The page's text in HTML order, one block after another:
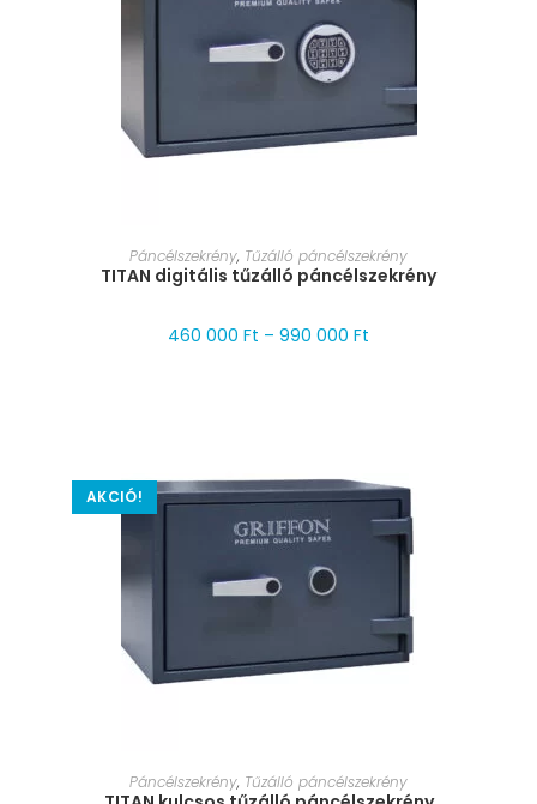
MÉRET VÁLASZTÁSA
Páncélszekrény, Tűzálló páncélszekrény
TITAN digitális tűzálló páncélszekrény
460 000 Ft – 990 000 Ft
AKCIÓ!
MÉRET VÁLASZTÁSA
Páncélszekrény, Tűzálló páncélszekrény